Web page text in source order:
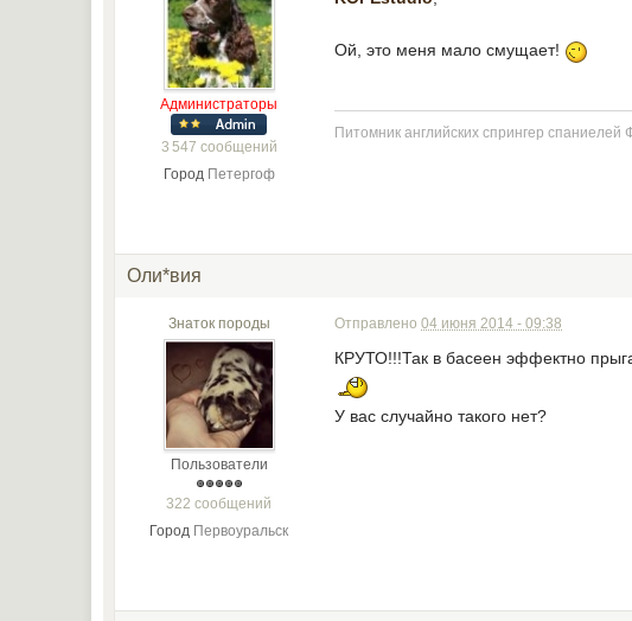
Администраторы
3 547 сообщений
Город Петергоф
Ой, это меня мало смущает!
Питомник английских спрингер спаниелей
Оли*вия
Знаток породы
Пользователи
322 сообщений
Город Первоуральск
Отправлено04 июня 2014 - 09:38
КРУТО!!!Так в басеен эффектно
У вас случайно такого нет?